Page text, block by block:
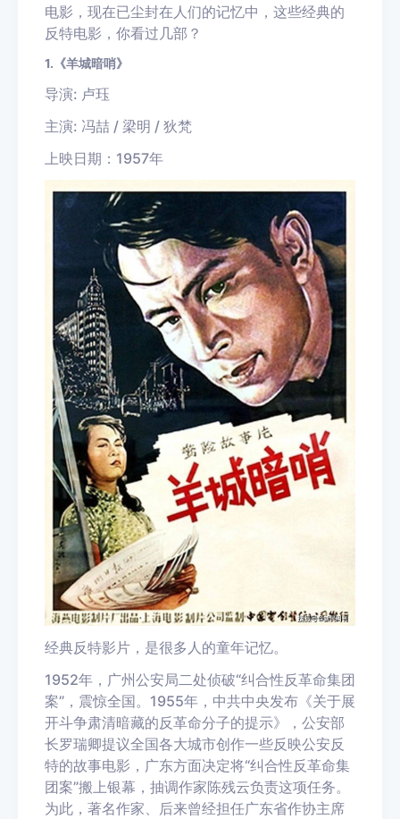
电影，现在已尘封在人们的记忆中，这些经典的
反特电影，你看过几部？
1.《羊城暗哨》
导演: 卢珏
主演: 冯喆 / 梁明 / 狄梵
上映日期：1957年
经典反特影片，是很多人的童年记忆。
1952年，广州公安局二处侦破“纠合性反革命集团
案”，震惊全国。1955年，中共中央发布《关于展
开斗争肃清暗藏的反革命分子的提示》，公安部
长罗瑞卿提议全国各大城市创作一些反映公安反
特的故事电影，广东方面决定将“纠合性反革命集
团案”搬上银幕，抽调作家陈残云负责这项任务。
为此，著名作家、后来曾经担任广东省作协主席